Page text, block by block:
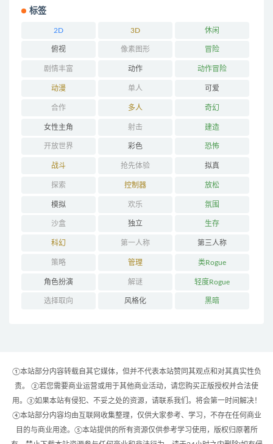
标签
2D 3D 休闲
俯视 像素图形 冒险
剧情丰富 动作 动作冒险
动漫 单人 可爱
合作 多人 奇幻
女性主角 射击 建造
开放世界 彩色 恐怖
战斗 抢先体验 拟真
探索 控制器 放松
模拟 欢乐 氛围
沙盒 独立 生存
科幻 第一人称 第三人称
策略 管理 类Rogue
角色扮演 解谜 轻度Rogue
选择取向 风格化 黑暗
①本站部分内容转载自其它媒体，但并不代表本站赞同其观点和对其真实性负
责。 ②若您需要商业运营或用于其他商业活动，请您购买正版授权并合法使
用。③如果本站有侵犯、不妥之处的资源，请联系我们。将会第一时间解决！
④本站部分内容均由互联网收集整理，仅供大家参考、学习，不存在任何商业
目的与商业用途。⑤本站提供的所有资源仅供参考学习使用，版权归原著所